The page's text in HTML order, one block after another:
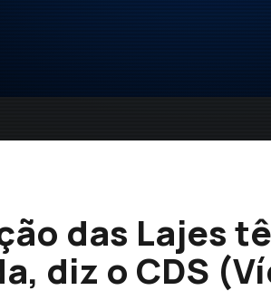
das Lajes
diz o CDS